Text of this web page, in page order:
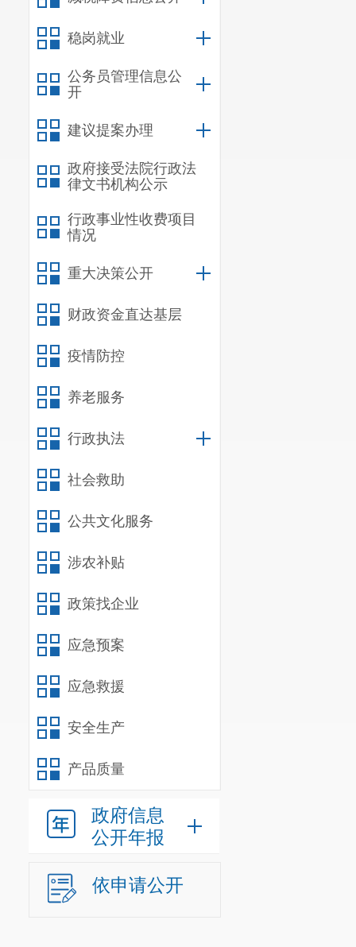
稳岗就业
公务员管理信息公
开
建议提案办理
政府接受法院行政法
律文书机构公示
行政事业性收费项目
情况
重大决策公开
财政资金直达基层
疫情防控
养老服务
行政执法
社会救助
公共文化服务
涉农补贴
政策找企业
应急预案
应急救援
安全生产
产品质量
政府信息
公开年报
依申请公开